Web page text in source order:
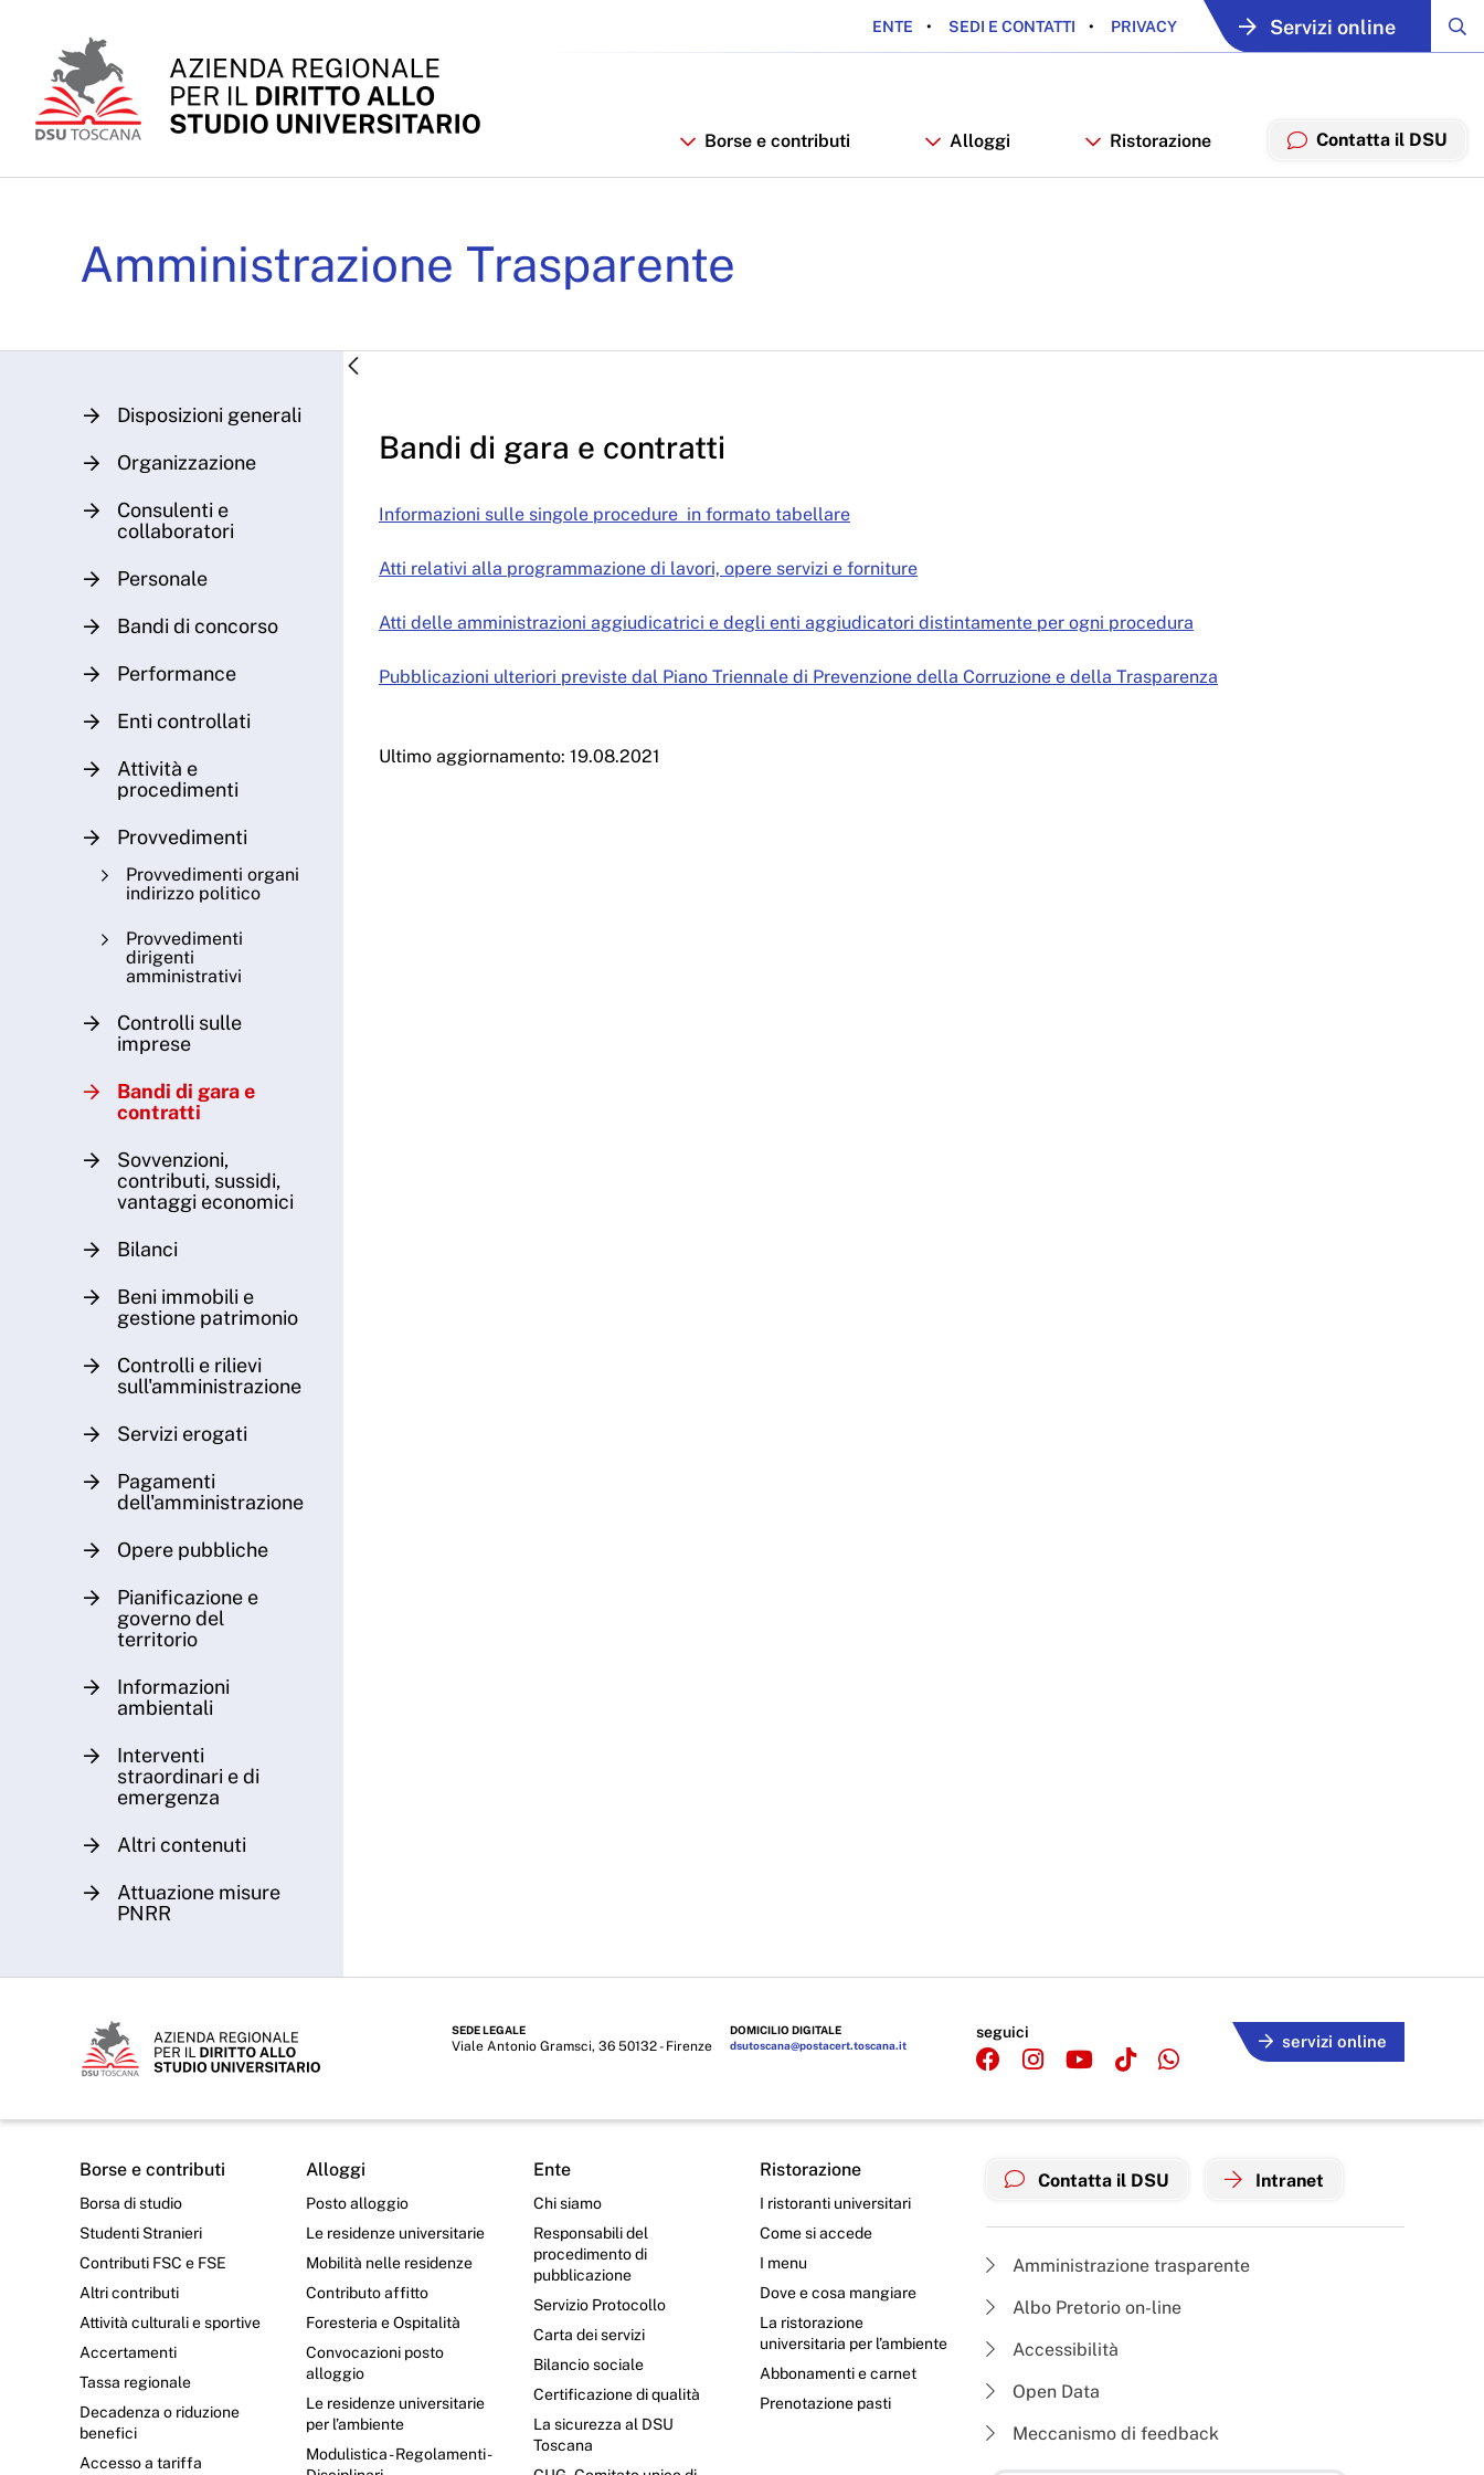
ENTE SEDI E CONTATTI PRIVACY Servizi online
Borse e contributi Alloggi Ristorazione Contatta il DSU
Amministrazione Trasparente
Disposizioni generali
Organizzazione
Consulenti e
collaboratori
Personale
Bandi di concorso
Performance
Enti controllati
Attività e
procedimenti
Provvedimenti
Provvedimenti organi
indirizzo politico
Provvedimenti
dirigenti
amministrativi
Controlli sulle
imprese
Bandi di gara e
contratti
Sovvenzioni,
contributi, sussidi,
vantaggi economici
Bilanci
Beni immobili e
gestione patrimonio
Controlli e rilievi
sull'amministrazione
Servizi erogati
Pagamenti
dell'amministrazione
Opere pubbliche
Pianificazione e
governo del
territorio
Informazioni
ambientali
Interventi
straordinari e di
emergenza
Altri contenuti
Attuazione misure
PNRR
Bandi di gara e contratti
Informazioni sulle singole procedure in formato tabellare
Atti relativi alla programmazione di lavori, opere servizi e forniture
Atti delle amministrazioni aggiudicatrici e degli enti aggiudicatori distintamente per ogni procedura
Pubblicazioni ulteriori previste dal Piano Triennale di Prevenzione della Corruzione e della Trasparenza
Ultimo aggiornamento: 19.08.2021
SEDE LEGALE
Viale Antonio Gramsci, 36 50132 - Firenze
DOMICILIO DIGITALE
dsutoscana@postacert.toscana.it
seguici
servizi online
Borse e contributi
Borsa di studio
Studenti Stranieri
Contributi FSC e FSE
Altri contributi
Attività culturali e sportive
Accertamenti
Tassa regionale
Decadenza o riduzione
benefici
Accesso a tariffa
Alloggi
Posto alloggio
Le residenze universitarie
Mobilità nelle residenze
Contributo affitto
Foresteria e Ospitalità
Convocazioni posto
alloggio
Le residenze universitarie
per l’ambiente
Modulistica - Regolamenti -
Ente
Chi siamo
Responsabili del
procedimento di
pubblicazione
Servizio Protocollo
Carta dei servizi
Bilancio sociale
Certificazione di qualità
La sicurezza al DSU
Toscana
Ristorazione
I ristoranti universitari
Come si accede
I menu
Dove e cosa mangiare
La ristorazione
universitaria per l’ambiente
Abbonamenti e carnet
Prenotazione pasti
Contatta il DSU Intranet
Amministrazione trasparente
Albo Pretorio on-line
Accessibilità
Open Data
Meccanismo di feedback